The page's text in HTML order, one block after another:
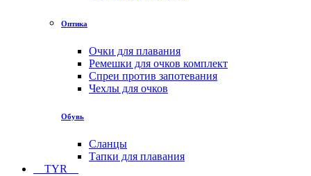
Оптика
Очки для плавания
Ремешки для очков комплект
Спреи против запотевания
Чехлы для очков
Обувь
Сланцы
Тапки для плавания
TYR